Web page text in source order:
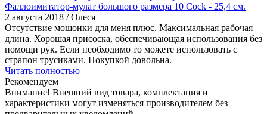
Фаллоимитатор-мулат большого размера 10 Cock - 25,4 см.
2 августа 2018 / Олеся
Отсутствие мошонки для меня плюс. Максимальная рабочая
длина. Хорошая присоска, обеспечивающая использования без
помощи рук. Если необходимо то можете использовать с
страпон трусиками. Покупкой довольна.
Читать полностью
Рекомендуем
Внимание! Внешний вид товара, комплектация и
характеристики могут изменяться производителем без